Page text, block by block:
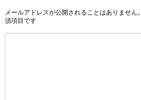
メールアドレスが公開されることはありません。
須項目です